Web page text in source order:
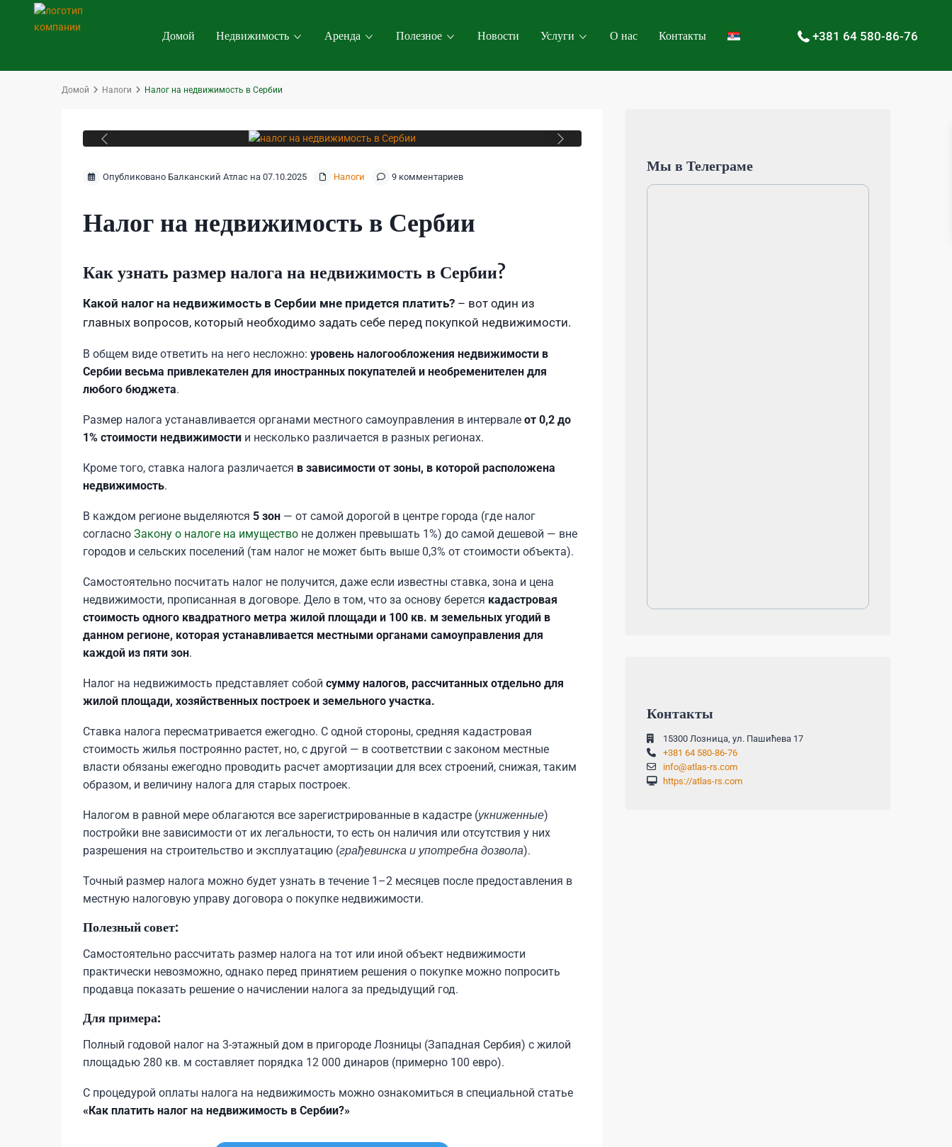
Домой Недвижимость Аренда Полезное Новости Услуги О нас Контакты +381 64 580-86-76
Домой Налоги Налог на недвижимость в Сербии
Previous Next
Опубликовано Балканский Атлас на 07.10.2025 Налоги 9 комментариев
Налог на недвижимость в Сербии
Как узнать размер налога на недвижимость в Сербии?
Какой налог на недвижимость в Сербии мне придется платить? – вот один из
главных вопросов, который необходимо задать себе перед покупкой недвижимости.
В общем виде ответить на него несложно: уровень налогообложения недвижимости в
Сербии весьма привлекателен для иностранных покупателей и необременителен для
любого бюджета.
Размер налога устанавливается органами местного самоуправления в интервале от 0,2 до
1% стоимости недвижимости и несколько различается в разных регионах.
Кроме того, ставка налога различается в зависимости от зоны, в которой расположена
недвижимость.
В каждом регионе выделяются 5 зон — от самой дорогой в центре города (где налог
согласно Закону о налоге на имущество не должен превышать 1%) до самой дешевой — вне
городов и сельских поселений (там налог не может быть выше 0,3% от стоимости объекта).
Самостоятельно посчитать налог не получится, даже если известны ставка, зона и цена
недвижимости, прописанная в договоре. Дело в том, что за основу берется кадастровая
стоимость одного квадратного метра жилой площади и 100 кв. м земельных угодий в
данном регионе, которая устанавливается местными органами самоуправления для
каждой из пяти зон.
Налог на недвижимость представляет собой сумму налогов, рассчитанных отдельно для
жилой площади, хозяйственных построек и земельного участка.
Ставка налога пересматривается ежегодно. С одной стороны, средняя кадастровая
стоимость жилья построянно растет, но, с другой — в соответствии с законом местные
власти обязаны ежегодно проводить расчет амортизации для всех строений, снижая, таким
образом, и величину налога для старых построек.
Налогом в равной мере облагаются все зарегистрированные в кадастре (укниженные)
постройки вне зависимости от их легальности, то есть он наличия или отсутствия у них
разрешения на строительство и эксплуатацию (грађевинска и употребна дозвола).
Точный размер налога можно будет узнать в течение 1–2 месяцев после предоставления в
местную налоговую управу договора о покупке недвижимости.
Полезный совет:
Самостоятельно рассчитать размер налога на тот или иной объект недвижимости
практически невозможно, однако перед принятием решения о покупке можно попросить
продавца показать решение о начислении налога за предыдущий год.
Для примера:
Полный годовой налог на 3-этажный дом в пригороде Лозницы (Западная Сербия) с жилой
площадью 280 кв. м составляет порядка 12 000 динаров (примерно 100 евро).
С процедурой оплаты налога на недвижимость можно ознакомиться в специальной статье
«Как платить налог на недвижимость в Сербии?»
Мы в Телеграме
Контакты
15300 Лозница, ул. Пашићева 17
+381 64 580-86-76
info@atlas-rs.com
https://atlas-rs.com